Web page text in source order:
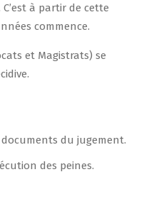
à partir de cette
commence.
et Magistrats) se
du jugement.
des peines.